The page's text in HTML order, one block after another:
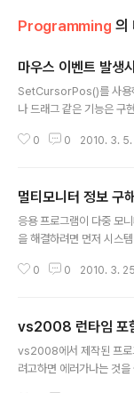
Programming 의
마우스 이벤트 발
SetCursorPos()를 사용
나 드래그 같은 기능은 구
후, 다시 복구시키는 소
_input.mi.time = 0;
nput, sizeof ..
0 0 2010. 3. 5.
멀티모니터 정보 구
응용 프로그램이 다중 모
을 해결하려면 먼저 시스
OOL
터가 열거된다. lpfnEnum
며 dwData는 이 함수로
원형을 가진다. BOOL
0 0 2010. 3.
vs2008 런타임 포
vs2008에서 제작된 프로
려고하면 에러가나는 것